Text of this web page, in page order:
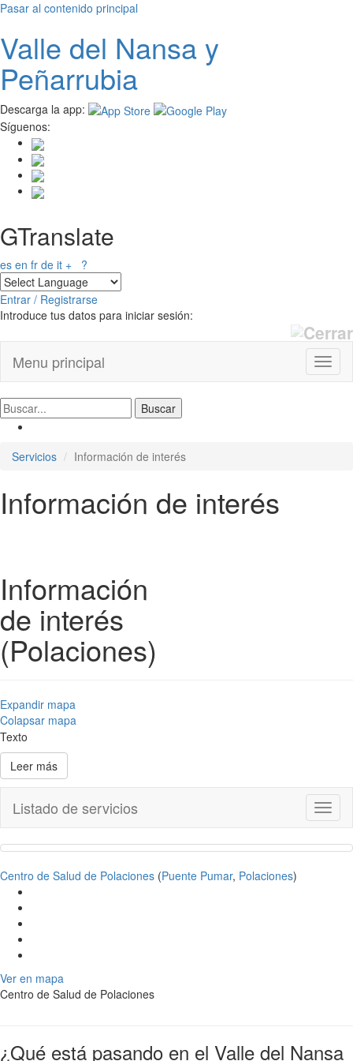
Pasar al contenido principal
Valle del Nansay
Peñarrubia
Descarga la app:
Síguenos:
GTranslate
es en fr de it + ?
Entrar / Registrarse
Introduce tus datos para iniciar sesión:
Menu principal
Servicios Información de interés
Información de interés
Información
de interés
(Polaciones)
Expandir mapa
Colapsar mapa
Texto
Leer más
Listado de servicios
Centro de Salud de Polaciones (Puente Pumar, Polaciones)
Ver en mapa
Centro de Salud de Polaciones
¿Qué está pasando en el Valle del Nansa